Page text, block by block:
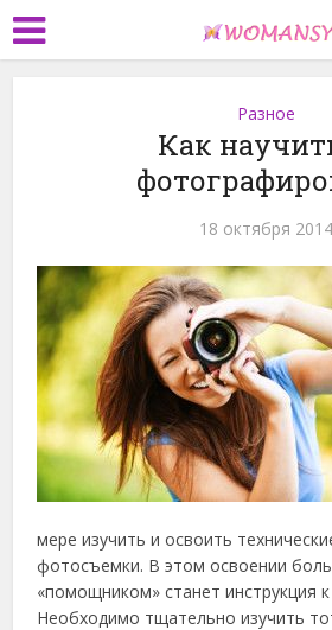
Разное
Как
18 октября 2014
мере изучить и освоить
фотосъемки. В этом освоении
«помощником» станет инструкция
Необходимо тщательно изучить